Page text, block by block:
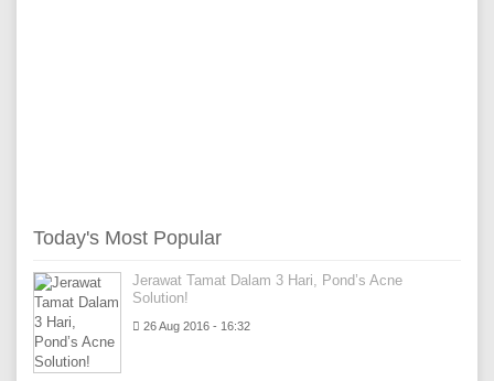
Today's Most Popular
Jerawat Tamat Dalam 3 Hari, Pond’s Acne
Solution!
26 Aug 2016 - 16:32